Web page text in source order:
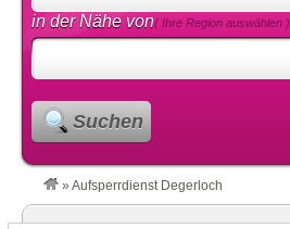
in der Nähe von( Ihre Region auswählen )
Suchen
» Aufsperrdienst Degerloch